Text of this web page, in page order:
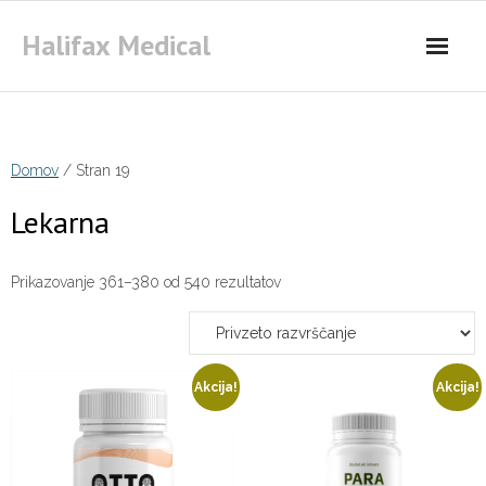
Halifax Medical
Domov / Stran 19
Lekarna
Prikazovanje 361–380 od 540 rezultatov
Akcija! Akcija!